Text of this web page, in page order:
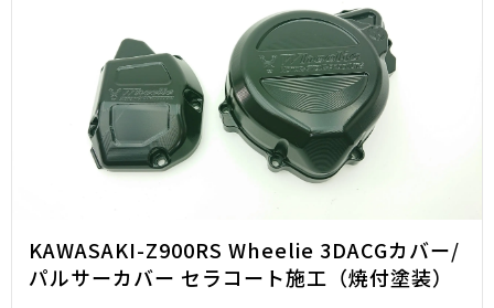
KAWASAKI-Z900RS Wheelie 3DACGカバー/
パルサーカバー セラコート施工（焼付塗装）